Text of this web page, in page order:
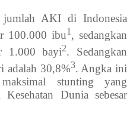
jumlah AKI di Indonesia
100.000 ibu1 , sedangkan
1.000 bayi2. Sedangkan
adalah 30,8%3. Angka ini
stunting yang
Dunia sebesar